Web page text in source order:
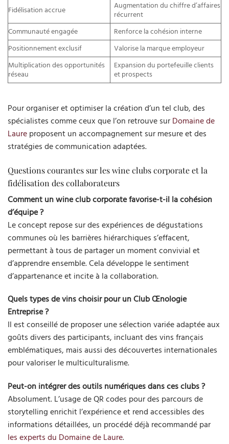
Fidélisation accrue
Augmentation du chiffre d’affaires
récurrent
Communauté engagée
Renforce la cohésion interne
Positionnement exclusif
Valorise la marque employeur
Multiplication des opportunités
réseau
Expansion du portefeuille clients
et prospects
Pour organiser et optimiser la création d’un tel club, des
spécialistes comme ceux que l’on retrouve sur Domaine de
Laure proposent un accompagnement sur mesure et des
stratégies de communication adaptées.
Questions courantes sur les wine clubs corporate et la
fidélisation des collaborateurs
Comment un wine club corporate favorise-t-il la cohésion
d’équipe ?
Le concept repose sur des expériences de dégustations
communes où les barrières hiérarchiques s’effacent,
permettant à tous de partager un moment convivial et
d’apprendre ensemble. Cela développe le sentiment
d’appartenance et incite à la collaboration.
Quels types de vins choisir pour un Club Œnologie
Entreprise ?
Il est conseillé de proposer une sélection variée adaptée aux
goûts divers des participants, incluant des vins français
emblématiques, mais aussi des découvertes internationales
pour valoriser le multiculturalisme.
Peut-on intégrer des outils numériques dans ces clubs ?
Absolument. L’usage de QR codes pour des parcours de
storytelling enrichit l’expérience et rend accessibles des
informations détaillées, un procédé déjà recommandé par
les experts du Domaine de Laure.